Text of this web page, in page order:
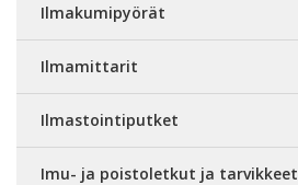
Ilmakumipyörät
Ilmamittarit
Ilmastointiputket
Imu- ja poistoletkut ja tarvikkeet